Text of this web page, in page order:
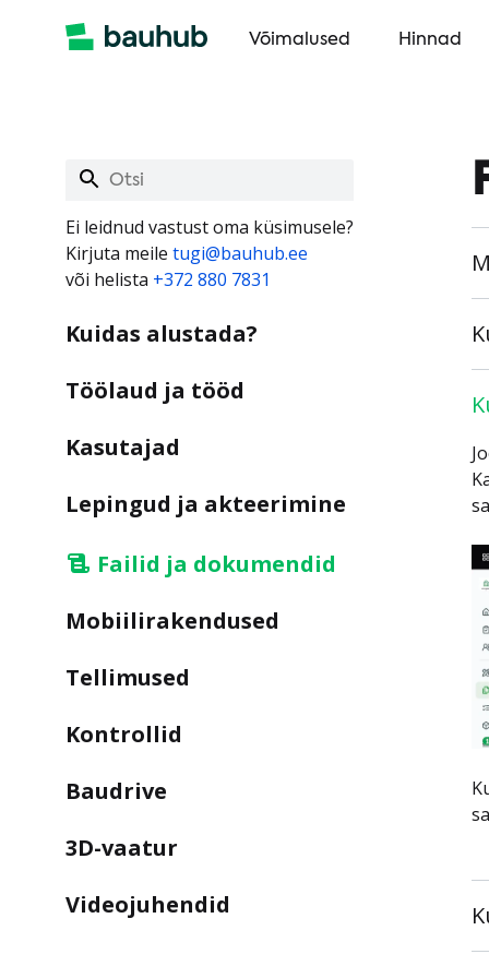
Võimalused Hinnad
Ei leidnud vastust oma küsimusele?
Kirjuta meile tugi@bauhub.ee
või helista +372 880 7831
Kuidas alustada?
Töölaud ja tööd
Kasutajad
Lepingud ja akteerimine
Failid ja dokumendid
Mobiilirakendused
Tellimused
Kontrollid
Baudrive
3D-vaatur
Videojuhendid